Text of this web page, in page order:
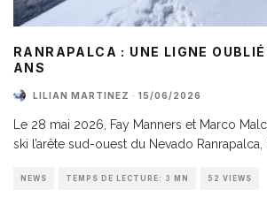
RANRAPALCA : UNE LIGNE
ANS
LILIAN MARTINEZ · 15/06/2026
Le 28 mai 2026, Fay Manners et Marco
ski l’arête sud-ouest du Nevado Ranrapalca,
NEWS TEMPS DE LECTURE: 3 MN 52 VIEWS